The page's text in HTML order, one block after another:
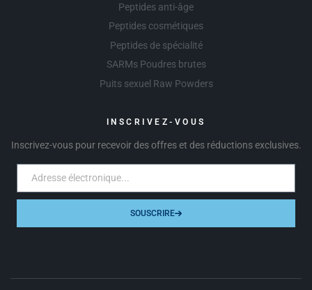
Peptides anti-âge
Peptides cosmétiques
Peptides de spécialité
SARMs Poudres brutes
Puits sexuel Raw Powders
INSCRIVEZ-VOUS
Inscrivez-vous pour recevoir des offres et des réductions exclusives.
SOUSCRIRE